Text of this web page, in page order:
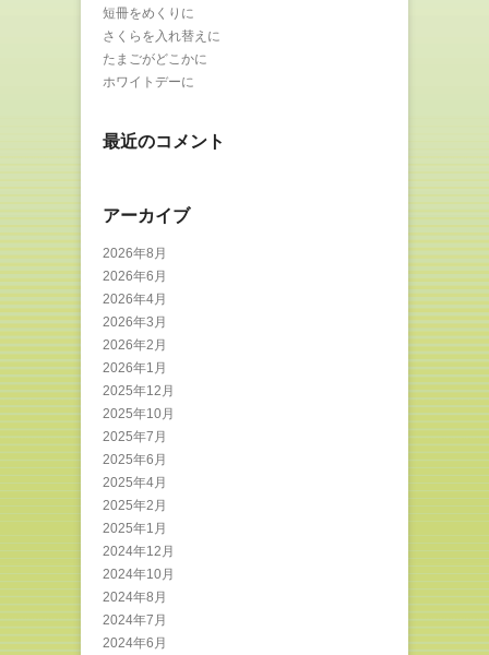
短冊をめくりに
さくらを入れ替えに
たまごがどこかに
ホワイトデーに
最近のコメント
アーカイブ
2026年8月
2026年6月
2026年4月
2026年3月
2026年2月
2026年1月
2025年12月
2025年10月
2025年7月
2025年6月
2025年4月
2025年2月
2025年1月
2024年12月
2024年10月
2024年8月
2024年7月
2024年6月